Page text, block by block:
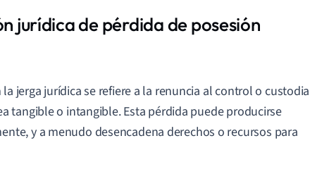
jurídica de pérdida de posesión
jerga jurídica se refiere a la renuncia al control o custodia
tangible o intangible. Esta pérdida puede producirse
y a menudo desencadena derechos o recursos para